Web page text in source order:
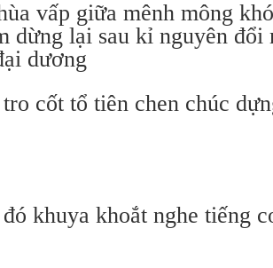
vấp giữa mênh mông
dừng lại sau kỉ nguyên đổi
dương
cốt tổ tiên chen chúc
khuya khoắt nghe tiếng